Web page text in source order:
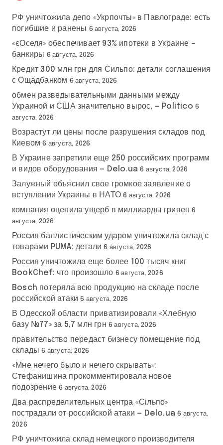
РФ уничтожила депо «Укрпочты» в Павлограде: есть
погибшие и ранены 6 августа, 2026
«єОселя» обеспечивает 93% ипотеки в Украине –
банкиры 6 августа, 2026
Кредит 300 млн грн для Сильпо: детали соглашения
с Ощадбанком 6 августа, 2026
обмен разведывательными данными между
Украиной и США значительно вырос, — Politico 6
августа, 2026
Возрастут ли цены после разрушения складов под
Киевом 6 августа, 2026
В Украине запретили еще 250 российских программ
и видов оборудования — Delo.ua 6 августа, 2026
Залужный объяснил свое громкое заявление о
вступлении Украины в НАТО 6 августа, 2026
компания оценила ущерб в миллиарды гривен 6
августа, 2026
Россия баллистическим ударом уничтожила склад с
товарами PUMA: детали 6 августа, 2026
Россия уничтожила еще более 100 тысяч книг
BookChef: что произошло 6 августа, 2026
Bosch потеряла всю продукцию на складе после
российской атаки 6 августа, 2026
В Одесской области приватизировали «Хлебную
базу №77» за 5,7 млн грн 6 августа, 2026
правительство передаст бизнесу помещение под
склады 6 августа, 2026
«Мне нечего было и нечего скрывать»:
Стефанишина прокомментировала новое
подозрение 6 августа, 2026
Два распределительных центра «Сільпо»
пострадали от российской атаки — Delo.ua 6 августа,
2026
РФ уничтожила склад немецкого производителя